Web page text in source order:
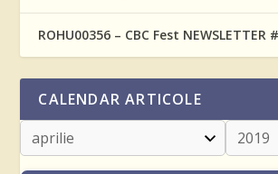
ROHU00356 – CBC Fest
CALENDAR ARTICOLE